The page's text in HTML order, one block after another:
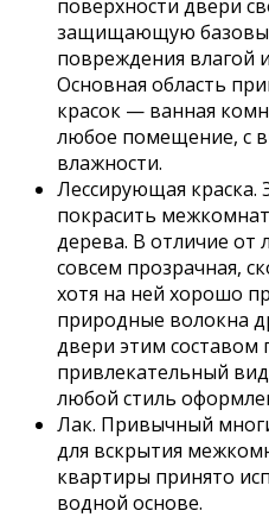
поверхности двери
защищающую
повреждения влагой
Основная область
красок — ванная
любое помещение, с
влажности.
Лессирующая
покрасить
дерева. В отличие от
совсем прозрачная,
хотя на ней хорошо
природные волокна
двери этим составом
привлекательный
любой стиль
Лак. Привычный
для вскрытия
квартиры принято
водной основе.